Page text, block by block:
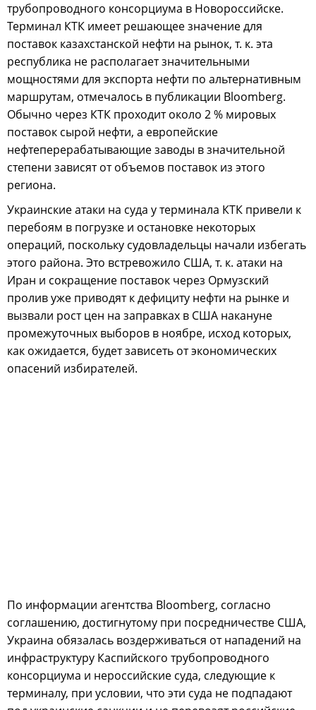
трубопроводного консорциума в Новороссийске.
Терминал КТК имеет решающее значение для
поставок казахстанской нефти на рынок, т. к. эта
республика не располагает значительными
мощностями для экспорта нефти по альтернативным
маршрутам, отмечалось в публикации Bloomberg.
Обычно через КТК проходит около 2 % мировых
поставок сырой нефти, а европейские
нефтеперерабатывающие заводы в значительной
степени зависят от объемов поставок из этого
региона.
Украинские атаки на суда у терминала КТК привели к
перебоям в погрузке и остановке некоторых
операций, поскольку судовладельцы начали избегать
этого района. Это встревожило США, т. к. атаки на
Иран и сокращение поставок через Ормузский
пролив уже приводят к дефициту нефти на рынке и
вызвали рост цен на заправках в США накануне
промежуточных выборов в ноябре, исход которых,
как ожидается, будет зависеть от экономических
опасений избирателей.
По информации агентства Bloomberg, согласно
соглашению, достигнутому при посредничестве США,
Украина обязалась воздерживаться от нападений на
инфраструктуру Каспийского трубопроводного
консорциума и нероссийские суда, следующие к
терминалу, при условии, что эти суда не подпадают